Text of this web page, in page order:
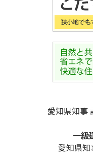
愛知県知事
一級
愛知県